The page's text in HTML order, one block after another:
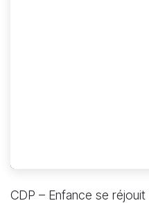
CDP – Enfance se